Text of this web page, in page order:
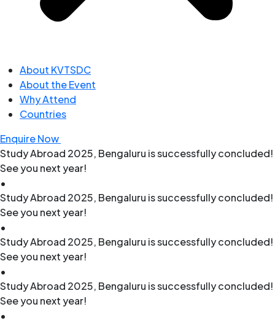
About KVTSDC
About the Event
Why Attend
Countries
Enquire Now
Study Abroad 2025, Bengaluru is successfully concluded!
See you next year!
•
Study Abroad 2025, Bengaluru is successfully concluded!
See you next year!
•
Study Abroad 2025, Bengaluru is successfully concluded!
See you next year!
•
Study Abroad 2025, Bengaluru is successfully concluded!
See you next year!
•